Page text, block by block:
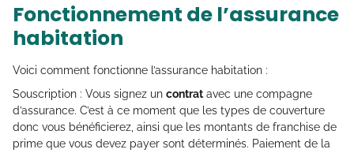
Fonctionnement de l’assurance
habitation
Voici comment fonctionne l’assurance habitation :
Souscription : Vous signez un contratavec une compagne
d’assurance. C’est à ce moment que les types de couverture
donc vous bénéficierez, ainsi que les montants de franchise de
prime que vous devez payer sont déterminés. Paiement de la